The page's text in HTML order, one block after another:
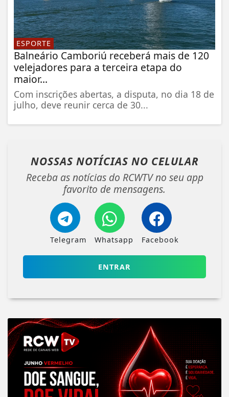
ESPORTE
Balneário Camboriú receberá mais de 120
velejadores para a terceira etapa do
maior...
Com inscrições abertas, a disputa, no dia 18 de
julho, deve reunir cerca de 30...
NOSSAS NOTÍCIAS NO CELULAR
Receba as notícias do RCWTV no seu app
favorito de mensagens.
Telegram Whatsapp Facebook
ENTRAR